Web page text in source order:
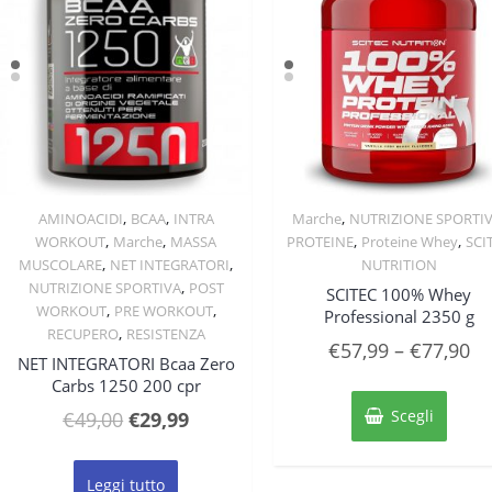
Quick View
AMINOACIDI, BCAA, INTRA
WORKOUT, Marche, MASSA
MUSCOLARE, NET INTEGRATORI,
NUTRIZIONE SPORTIVA, POST
WORKOUT, PRE WORKOUT,
RECUPERO, RESISTENZA
NET INTEGRATORI Bcaa Zero
Carbs 1250 200 cpr
€49,00 Il
originale
€29,99Il
Leggi tutto
Quick View
Marche, NUTRIZIONE
PROTEINE, Proteine Whey,
NUTRITION
SCITEC 100% Whey
Professional 2350 g
€57,99– €77,90
Scegli